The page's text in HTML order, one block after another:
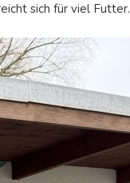
sich für viel Futter.